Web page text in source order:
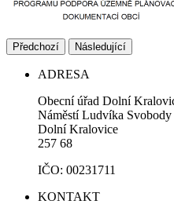
Předchozí Následující
ADRESA
Obecní úřad Dolní
Náměstí Ludvíka Svobody
Dolní Kralovice
257 68
IČO: 00231711
KONTAKT